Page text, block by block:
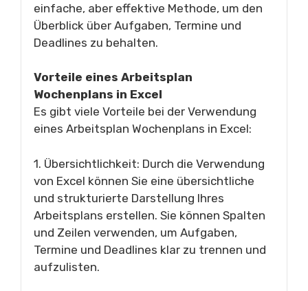
einfache, aber effektive Methode, um den
Überblick über Aufgaben, Termine und
Deadlines zu behalten.
Vorteile eines Arbeitsplan
Wochenplans in Excel
Es gibt viele Vorteile bei der Verwendung
eines Arbeitsplan Wochenplans in Excel:
1. Übersichtlichkeit: Durch die Verwendung
von Excel können Sie eine übersichtliche
und strukturierte Darstellung Ihres
Arbeitsplans erstellen. Sie können Spalten
und Zeilen verwenden, um Aufgaben,
Termine und Deadlines klar zu trennen und
aufzulisten.